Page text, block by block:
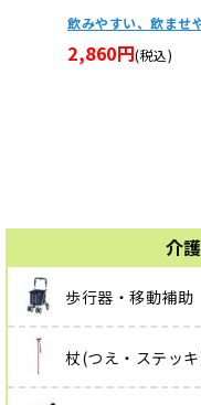
介
歩行器・移動補助
杖(つえ・ステッ
【非課税】セーフテ
VS 車輪付き歩行器
23,625円